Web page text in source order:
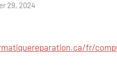
29, 2024
fr/